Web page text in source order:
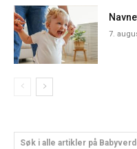
7.
Søk i alle artikler på